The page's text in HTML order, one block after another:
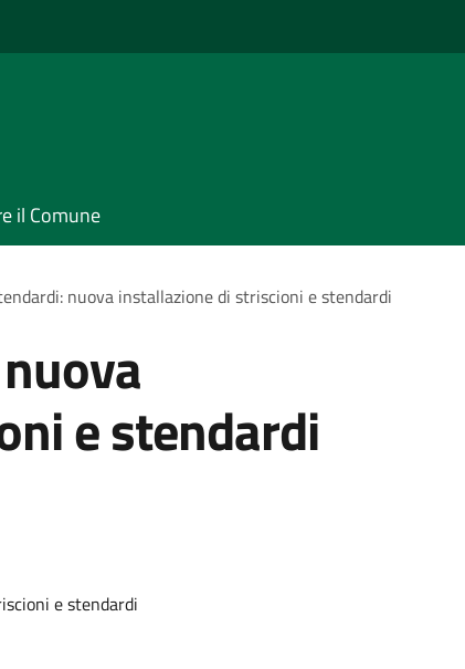
il Comune
nuova installazione di striscioni e stendardi
e stendardi
e stendardi